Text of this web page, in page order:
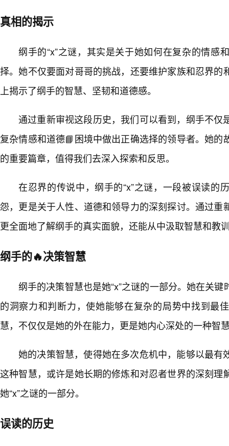
真相的揭示
纲手的“x”之谜，其实是关于她如何在复杂的情感
择。她不仅要面对哥哥的挑战，还要维护家族和忍界的
上揭示了纲手的智慧、坚韧和道德感。
通过重新审视这段历史，我们可以看到，纲手不仅
复杂情感和道德📘困境中做出正确选择的领导者。她的
的重要篇章，值得我们去深入探索和反思。
在忍界的传说中，纲手的“x”之谜，一段被误读的
怨，更是关于人性、道德和领导力的深刻探讨。通过重
更全面地了解纲手的真实面貌，还能从中汲取智慧和教
纲手的🔥决策智慧
纲手的决策智慧也是她“x”之谜的一部分。她在关
的洞察力和判断力，使她能够在复杂的局势中找到最
慧，不仅仅是她的外在能力，更是她内心深处的一种智
她的决策智慧，使得她在多次危机中，能够以最有
这种智慧，或许是她长期的修炼和对忍者世界的深刻理
她“x”之谜的一部分。
误读的历史